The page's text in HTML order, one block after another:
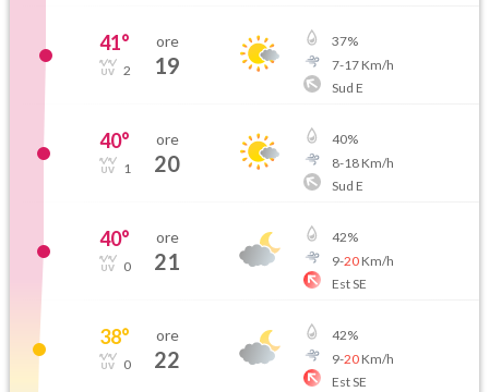
41°
2
ore
19
37%
7-17Km/h
Sud E
40°
1
ore
20
40%
8-18Km/h
Sud E
40°
0
ore
21
42%
9-20Km/h
Est SE
38°
0
ore
22
42%
9-20Km/h
Est SE